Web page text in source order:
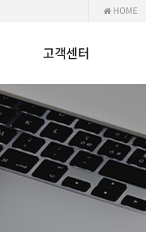
HOME
고객센터